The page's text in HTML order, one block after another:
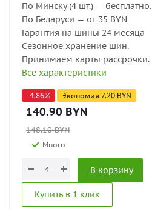
По Минску (4 шт.) — бесплатно.
По Беларуси — от 35 BYN
Гарантия на шины 24 месяца
Сезонное хранение шин.
Принимаем карты рассрочки.
Все характеристики
-4.86% Экономия 7.20 BYN
140.90 BYN
148.10BYN
Много
В корзину
Купить в 1 клик